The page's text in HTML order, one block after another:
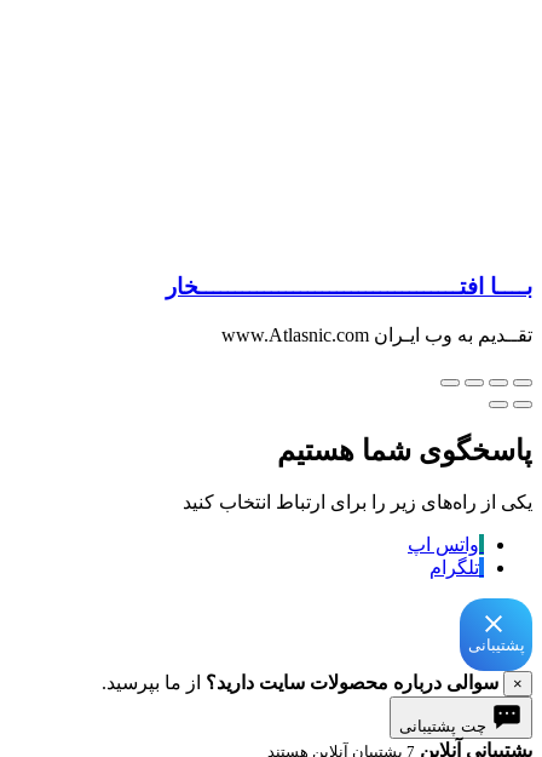
بــــا افتــــــــــــــــــــــــــــــــــــخار
تقــدیم به وب ایـران www.Atlasnic.com
پاسخگوی شما هستیم
یکی از راه‌های زیر را برای ارتباط انتخاب کنید
واتس اپ
تلگرام
پشتیبانی
× سوالی درباره محصولات سایت دارید؟ از ما بپرسید.
چت پشتیبانی
پشتیبانی آنلاین 7 پشتیبان آنلاین هستند